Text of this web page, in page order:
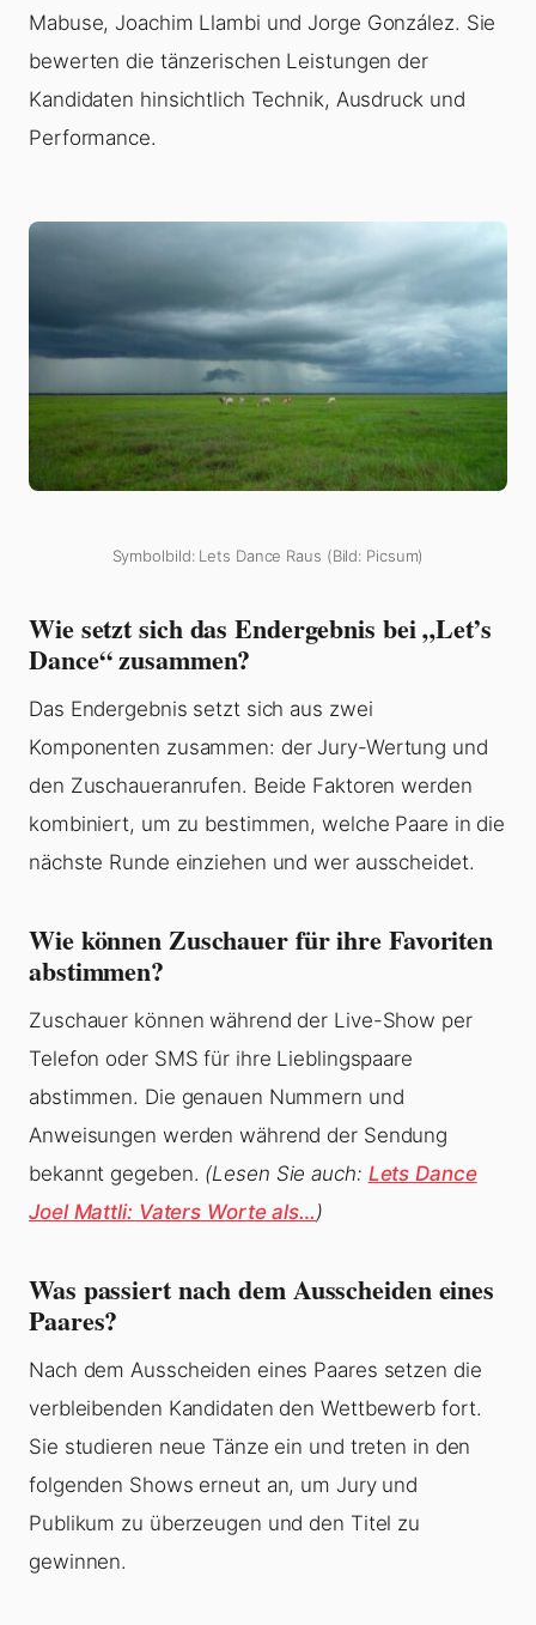
Mabuse, Joachim Llambi und Jorge González. Sie
bewerten die tänzerischen Leistungen der
Kandidaten hinsichtlich Technik, Ausdruck und
Performance.
Symbolbild: Lets Dance Raus (Bild: Picsum)
Wie setzt sich das Endergebnis bei „Let’s
Dance“ zusammen?
Das Endergebnis setzt sich aus zwei
Komponenten zusammen: der Jury-Wertung und
den Zuschaueranrufen. Beide Faktoren werden
kombiniert, um zu bestimmen, welche Paare in die
nächste Runde einziehen und wer ausscheidet.
Wie können Zuschauer für ihre Favoriten
abstimmen?
Zuschauer können während der Live-Show per
Telefon oder SMS für ihre Lieblingspaare
abstimmen. Die genauen Nummern und
Anweisungen werden während der Sendung
bekannt gegeben. (Lesen Sie auch: Lets Dance
Joel Mattli: Vaters Worte als…)
Was passiert nach dem Ausscheiden eines
Paares?
Nach dem Ausscheiden eines Paares setzen die
verbleibenden Kandidaten den Wettbewerb fort.
Sie studieren neue Tänze ein und treten in den
folgenden Shows erneut an, um Jury und
Publikum zu überzeugen und den Titel zu
gewinnen.